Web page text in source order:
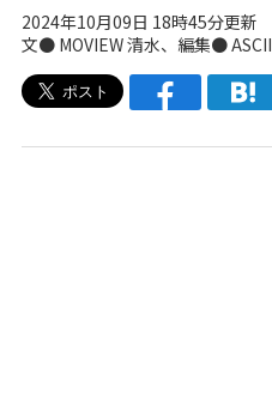
2024年10月09日 18時45分更新
文● MOVIEW清水、編集● ASCII